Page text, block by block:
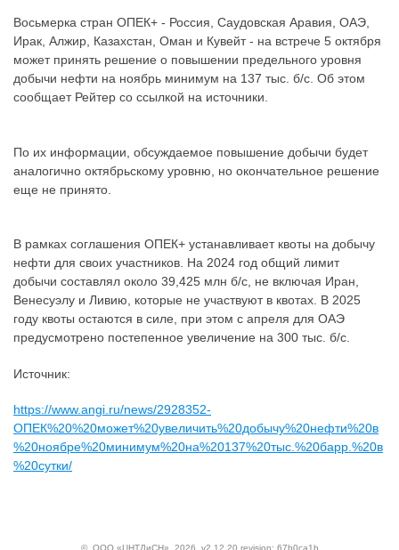
Восьмерка стран ОПЕК+ - Россия, Саудовская Аравия, ОАЭ,
Ирак, Алжир, Казахстан, Оман и Кувейт - на встрече 5 октября
может принять решение о повышении предельного уровня
добычи нефти на ноябрь минимум на 137 тыс. б/с. Об этом
сообщает Рейтер со ссылкой на источники.
По их информации, обсуждаемое повышение добычи будет
аналогично октябрьскому уровню, но окончательное решение
еще не принято.
В рамках соглашения ОПЕК+ устанавливает квоты на добычу
нефти для своих участников. На 2024 год общий лимит
добычи составлял около 39,425 млн б/с, не включая Иран,
Венесуэлу и Ливию, которые не участвуют в квотах. В 2025
году квоты остаются в силе, при этом с апреля для ОАЭ
предусмотрено постепенное увеличение на 300 тыс. б/с.
Источник:
https://www.angi.ru/news/2928352-
ОПЕК%20%20может%20увеличить%20добычу%20нефти%20в
%20ноябре%20минимум%20на%20137%20тыс.%20барр.%20в
%20сутки/
© ООО «ЦНТДиСН» , 2026, v2.12.20 revision: 67b0ca1b